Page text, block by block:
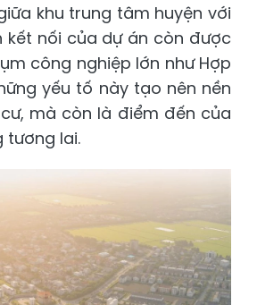
khu trung tâm huyện với
nối của dự án còn được
công nghiệp lớn như Hợp
yếu tố này tạo nên nền
mà còn là điểm đến của
tương lai.